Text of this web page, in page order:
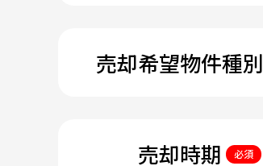
売却希望物件種別
売却時期 必須